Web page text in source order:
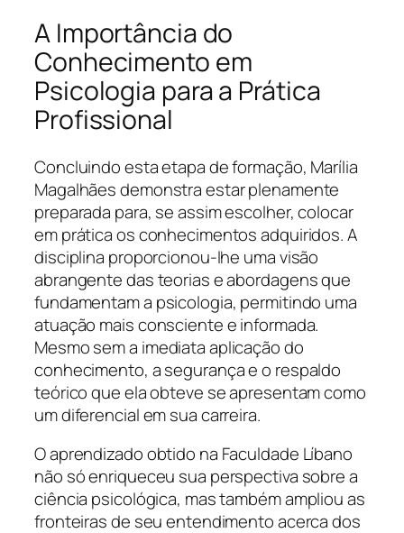
A Importância do
Conhecimento em
Psicologia para a Prática
Profissional
Concluindo esta etapa de formação, Marília
Magalhães demonstra estar plenamente
preparada para, se assim escolher, colocar
em prática os conhecimentos adquiridos. A
disciplina proporcionou-lhe uma visão
abrangente das teorias e abordagens que
fundamentam a psicologia, permitindo uma
atuação mais consciente e informada.
Mesmo sem a imediata aplicação do
conhecimento, a segurança e o respaldo
teórico que ela obteve se apresentam como
um diferencial em sua carreira.
O aprendizado obtido na Faculdade Líbano
não só enriqueceu sua perspectiva sobre a
ciência psicológica, mas também ampliou as
fronteiras de seu entendimento acerca dos